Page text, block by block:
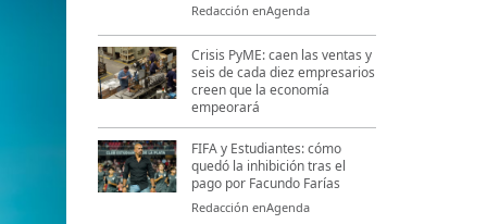
Redacción enAgenda
Crisis PyME: caen las ventas y
seis de cada diez empresarios
creen que la economía
empeorará
FIFA y Estudiantes: cómo
quedó la inhibición tras el
pago por Facundo Farías
Redacción enAgenda